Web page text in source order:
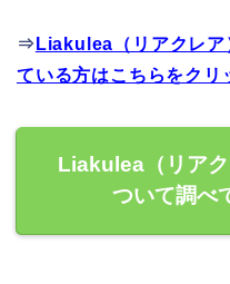
⇒ Liakulea（リアクレア
ている方はこちらをクリ
Liakulea（リア
ついて調べ